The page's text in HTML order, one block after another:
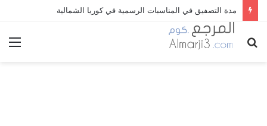
مدة التصفيق في المناسبات الرسمية في كوريا الشمالية
بحث